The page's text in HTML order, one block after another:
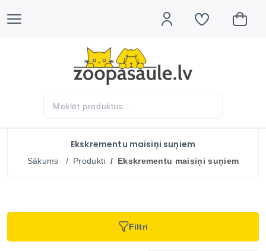
Ekskrementu maisiņi suņiem
Sākums Produkti Ekskrementu maisiņi suņiem
Filtri